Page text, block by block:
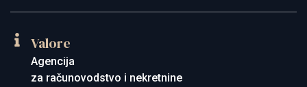
Agencija
za računovodstvo i nekretnine
Valore